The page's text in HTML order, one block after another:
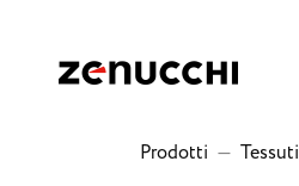
Prodotti — Tessuti